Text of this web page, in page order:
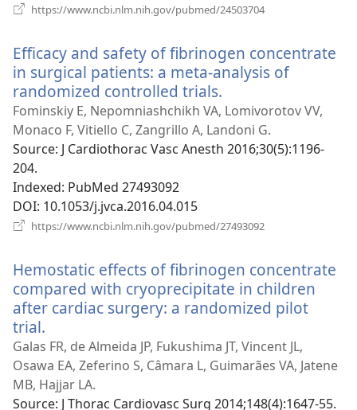
https://www.ncbi.nlm.nih.gov/pubmed/24503704
вікні)
Efficacy and safety of fibrinogen concentrate
in surgical patients: a meta-analysis of
randomized controlled trials.
у
новому
вікні)
Fominskiy E, Nepomniashchikh VA, Lomivorotov VV,
Monaco F, Vitiello C, Zangrillo A, Landoni G.
Source‎: J Cardiothorac Vasc Anesth 2016;30(5):1196-
204.
Indexed‎: PubMed 27493092
DOI‎: 10.1053/j.jvca.2016.04.015
https://www.ncbi.nlm.nih.gov/pubmed/27493092
вікні)
Hemostatic effects of fibrinogen concentrate
compared with cryoprecipitate in children
after cardiac surgery: a randomized pilot
trial.
у
новому
вікні)
Galas FR, de Almeida JP, Fukushima JT, Vincent JL,
Osawa EA, Zeferino S, Câmara L, Guimarães VA, Jatene
MB, Hajjar LA.
Source‎: J Thorac Cardiovasc Surg 2014;148(4):1647-55.